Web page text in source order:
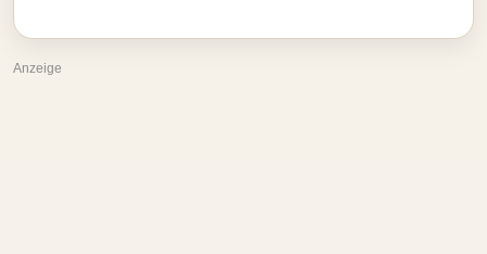
Anzeige